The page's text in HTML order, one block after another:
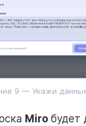
9 — Укажи
Miro будет